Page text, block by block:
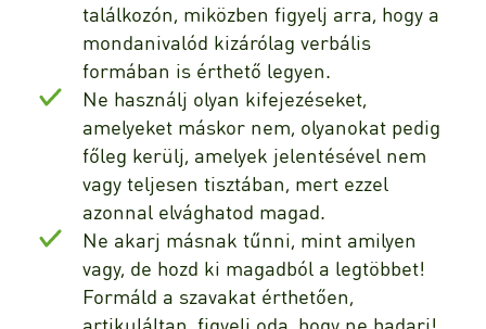
találkozón, miközben figyelj arra, hogy a
mondanivalód kizárólag verbális
formában is érthető legyen.
Ne használj olyan kifejezéseket,
amelyeket máskor nem, olyanokat pedig
főleg kerülj, amelyek jelentésével nem
vagy teljesen tisztában, mert ezzel
azonnal elvághatod magad.
Ne akarj másnak tűnni, mint amilyen
vagy, de hozd ki magadból a legtöbbet!
Formáld a szavakat érthetően,